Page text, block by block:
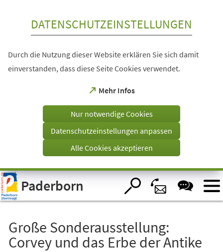
Visuelle
Assistenzsoftware
öffnen.
DATENSCHUTZEINSTELLUNGEN
Durch die Nutzung dieser Website erklären Sie sich damit
einverstanden, dass diese Seite Cookies verwendet.
Mehr Infos
(Öffnet
einem
Tab)
Nur notwendige Cookies
Datenschutzeinstellungen anpassen
Alle Cookies akzeptieren
Paderborn
Große Sonderausstellung:
Corvey und das Erbe der Antike